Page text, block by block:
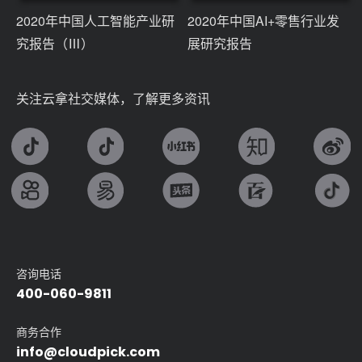
2020年中国人工智能产业研
究报告（Ⅲ）
2020年中国AI+零售行业发
展研究报告
关注云拿社交媒体，了解更多资讯
咨询电话
400-060-9811
商务合作
info@cloudpick.com